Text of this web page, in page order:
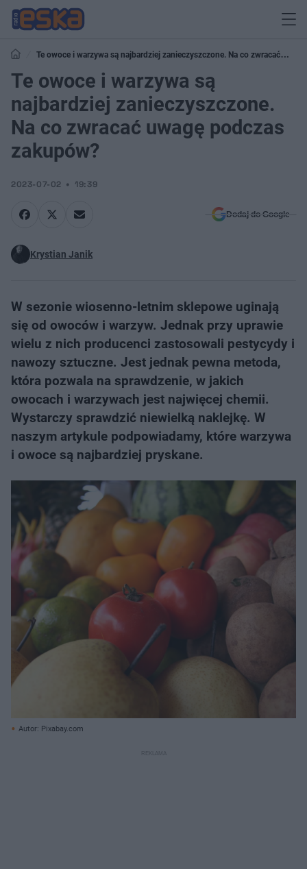
Te owoce i warzywa są najbardziej zanieczyszczone. Na co zwracać
uwagę podczas zakupów?
Te owoce i warzywa są
najbardziej zanieczyszczone.
Na co zwracać uwagę podczas
zakupów?
2023-07-02 19:39
Dodaj do Google
Krystian Janik
W sezonie wiosenno-letnim sklepowe uginają
się od owoców i warzyw. Jednak przy uprawie
wielu z nich producenci zastosowali pestycydy i
nawozy sztuczne. Jest jednak pewna metoda,
która pozwala na sprawdzenie, w jakich
owocach i warzywach jest najwięcej chemii.
Wystarczy sprawdzić niewielką naklejkę. W
naszym artykule podpowiadamy, które warzywa
i owoce są najbardziej pryskane.
Autor: Pixabay.com